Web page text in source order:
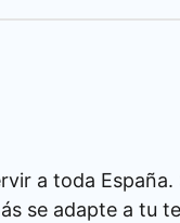
a toda
se adapte a tu